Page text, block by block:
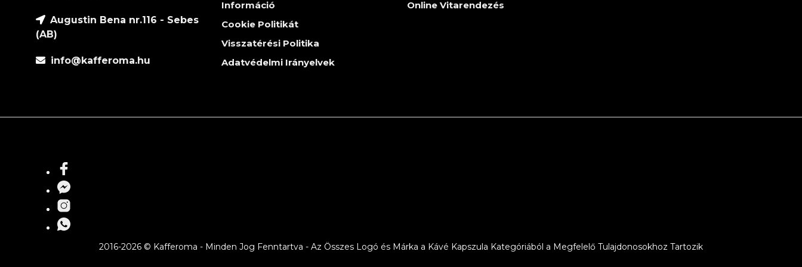
Augustin Bena nr.116 - Sebes
(AB)
info@kafferoma.hu
Információ
Cookie Politikát
Visszatérési Politika
Adatvédelmi Irányelvek
Online Vitarendezés
2016-2026 © Kafferoma - Minden Jog Fenntartva - Az Összes Logó és Márka a Kávé Kapszula Kategóriából a Megfelelő Tulajdonosokhoz Tartozik